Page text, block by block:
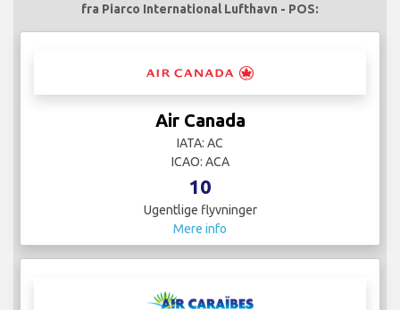
fra Piarco International Lufthavn - POS:
Air Canada
IATA: AC
ICAO: ACA
10
Ugentlige flyvninger
Mere info